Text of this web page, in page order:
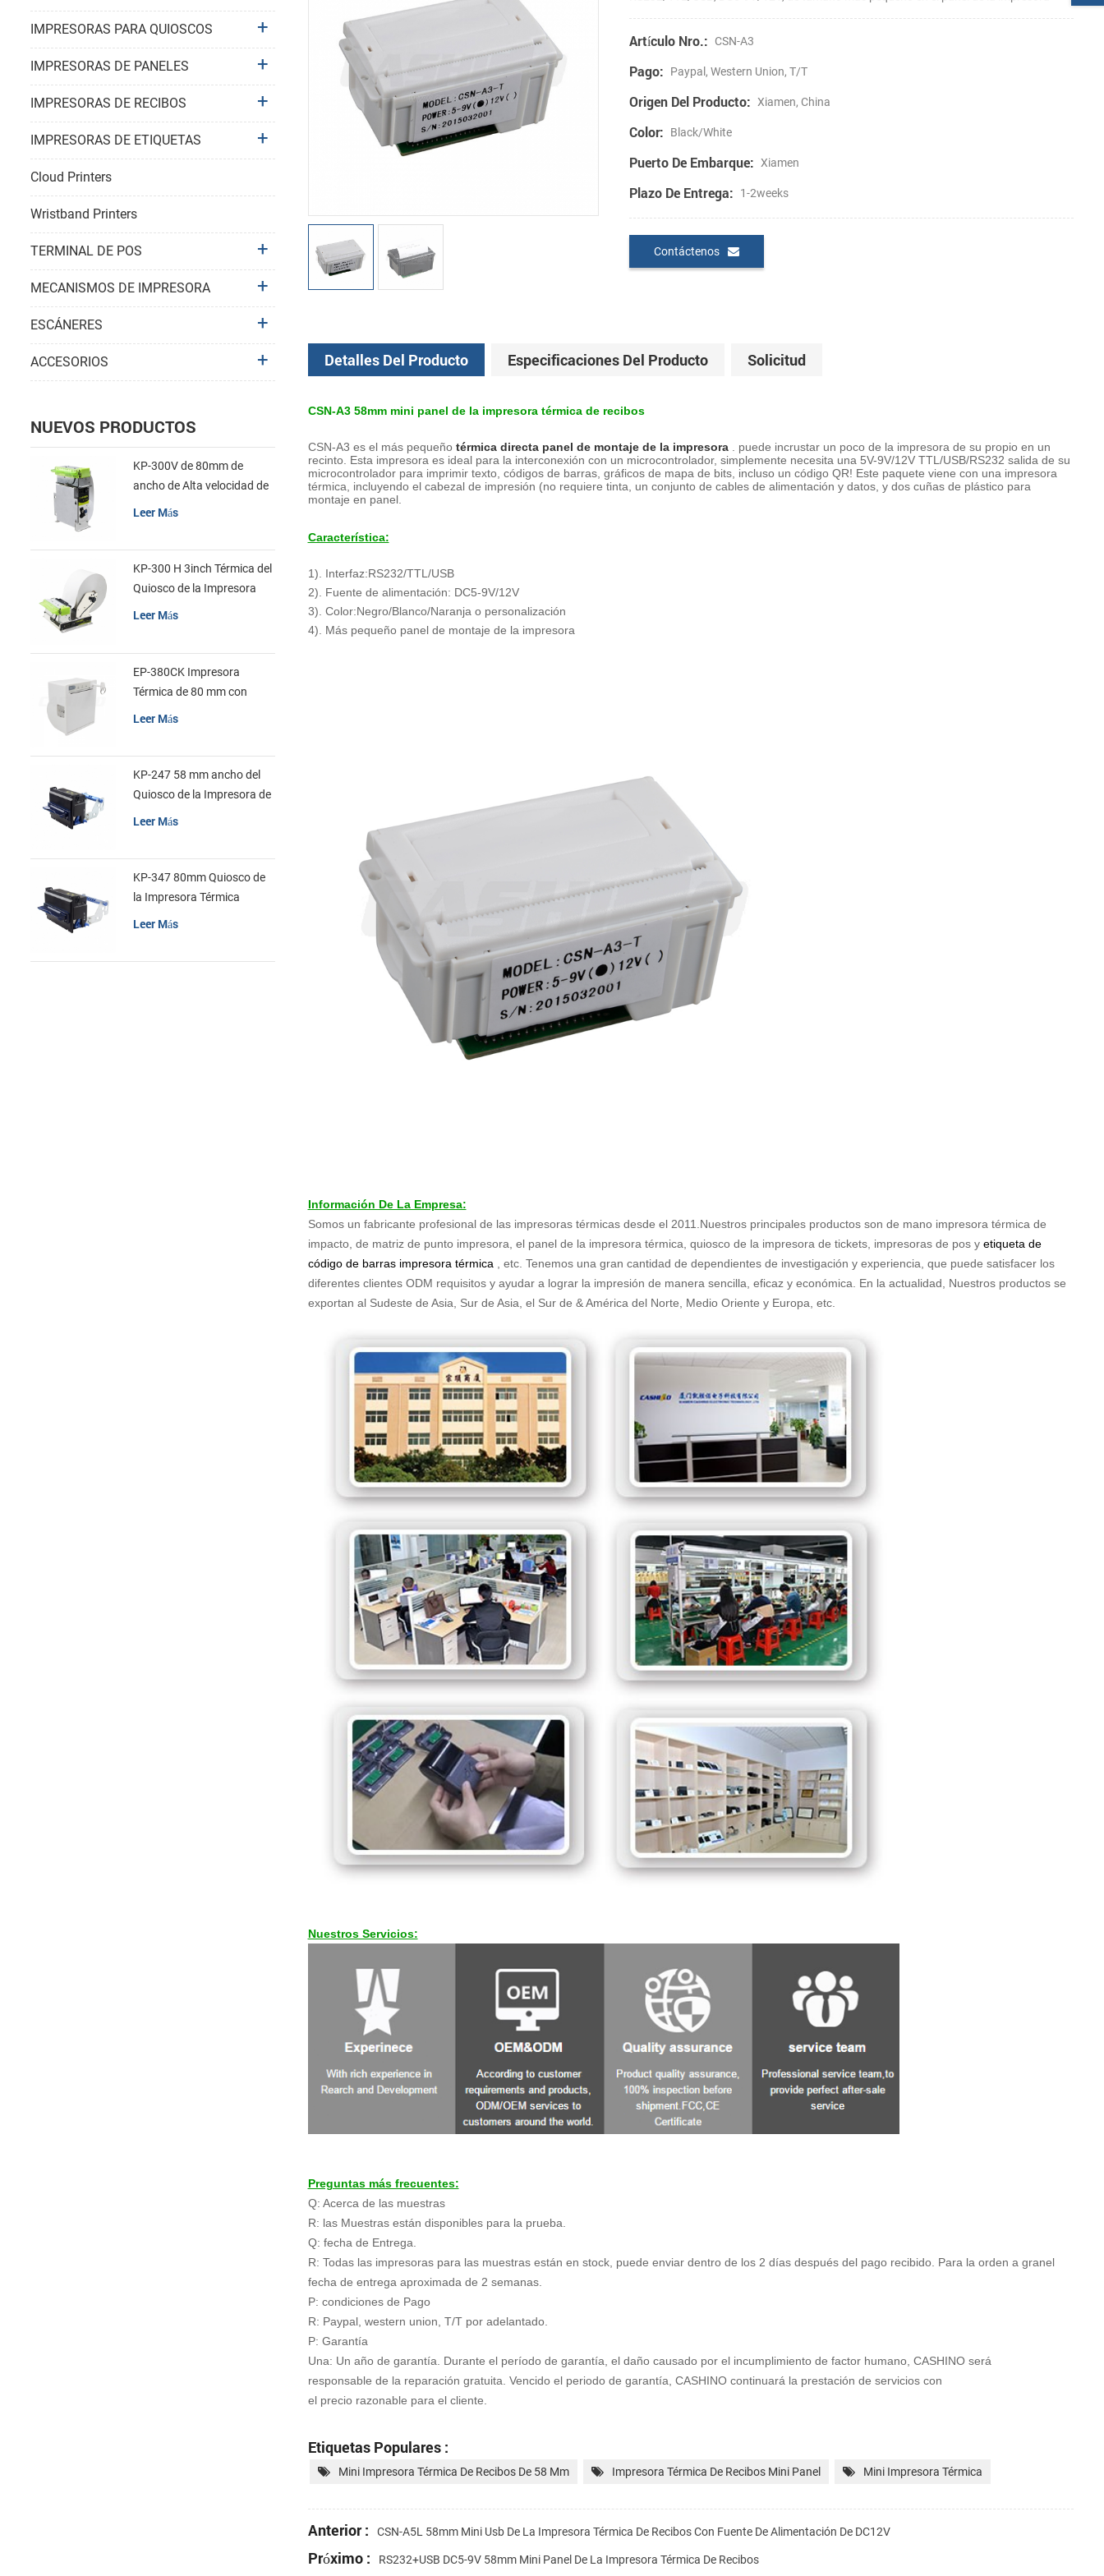
Artículo Nro.: CSN-A3
Pago: Paypal, Western Union, T/T
Origen Del Producto: Xiamen, China
Color: Black/White
Puerto De Embarque: Xiamen
Plazo De Entrega: 1-2weeks
Contáctenos
Detalles Del Producto Especificaciones Del Producto Solicitud
CSN-A3 58mm mini panel de la impresora térmica de recibos
CSN-A3 es el más pequeñotérmica directa panel de montaje de la impresora. puede incrustar un poco de la impresora de su propio en un
recinto. Esta impresora es ideal para la interconexión con un microcontrolador, simplemente necesita una 5V-9V/12V TTL/USB/RS232 salida de su
microcontrolador para imprimir texto, códigos de barras, gráficos de mapa de bits, incluso un código QR! Este paquete viene con una impresora
térmica, incluyendo el cabezal de impresión (no requiere tinta, un conjunto de cables de alimentación y datos, y dos cuñas de plástico para
montaje en panel.
Característica:
1). Interfaz:RS232/TTL/USB
2).
Fuente de alimentación: DC5-9V/12V
3). Color:Negro/Blanco/Naranja o personalización
4).
Más pequeño panel de montaje de la impresora
Información De La Empresa:
Somos un fabricante profesional de las impresoras térmicas desde el 2011.Nuestros principales productos son de mano impresora térmica de
impacto, de matriz de punto impresora, el panel de la impresora térmica, quiosco de la impresora de tickets, impresoras de pos yetiqueta de
código de barras impresora térmica , etc. Tenemos una gran cantidad de dependientes de investigación y experiencia, que puede satisfacer los
diferentes clientes ODM requisitos y ayudar a lograr la impresión de manera sencilla, eficaz y económica. En la actualidad, Nuestros productos se
exportan al Sudeste de Asia, Sur de Asia, el Sur de & América del Norte, Medio Oriente y Europa, etc.
Nuestros Servicios:
Preguntas más frecuentes:
Q: Acerca de las muestras
R: las Muestras están disponibles para la prueba.
Q: fecha de Entrega.
R: Todas las impresoras para las muestras están en stock, puede enviar dentro de los 2 días después del pago recibido. Para la orden a granel
fecha de entrega aproximada de 2 semanas.
P: condiciones de Pago
R: Paypal, western union, T/T por adelantado.
P: Garantía
Una: Un año de garantía. Durante el período de garantía, el daño causado por el incumplimiento de factor humano, CASHINO será
responsable de la reparación gratuita. Vencido el periodo de garantía, CASHINO continuará la prestación de servicios con
el precio razonable para el cliente.
Etiquetas Populares :
Mini Impresora Térmica De Recibos De 58 Mm Impresora Térmica De Recibos Mini Panel Mini Impresora Térmica
Anterior : CSN-A5L 58mm Mini Usb De La Impresora Térmica De Recibos Con Fuente De Alimentación De DC12V
Próximo : RS232+USB DC5-9V 58mm Mini Panel De La Impresora Térmica De Recibos
IMPRESORAS PARA QUIOSCOS
IMPRESORAS DE PANELES
IMPRESORAS DE RECIBOS
IMPRESORAS DE ETIQUETAS
Cloud Printers
Wristband Printers
TERMINAL DE POS
MECANISMOS DE IMPRESORA
ESCÁNERES
ACCESORIOS
NUEVOS PRODUCTOS
KP-300V de 80mm de
ancho de Alta velocidad de
la Impresora Térmica del
Leer Más
KP-300 H 3inch Térmica del
Quiosco de la Impresora
Módulo de
Leer Más
EP-380CK Impresora
Térmica de 80 mm con
Leer Más
KP-247 58 mm ancho del
Quiosco de la Impresora de
Leer Más
KP-347 80mm Quiosco de
la Impresora Térmica
Leer Más